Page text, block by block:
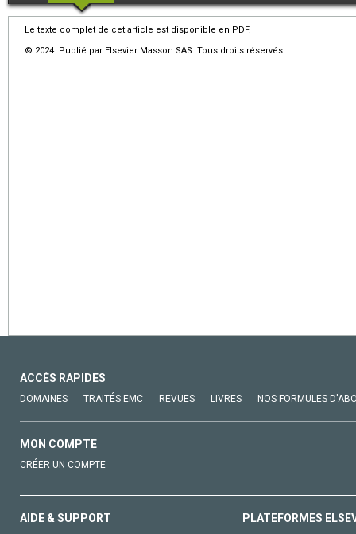
Le texte complet de cet article est disponible en PDF.
© 2024 Publié par Elsevier Masson SAS. Tous droits réservés.
ACCÈS RAPIDES
DOMAINES TRAITÉS EMC REVUES LIVRES NOS FORMULES
MON COMPTE
CRÉER UN COMPTE
AIDE & SUPPORT PLATEFORMES